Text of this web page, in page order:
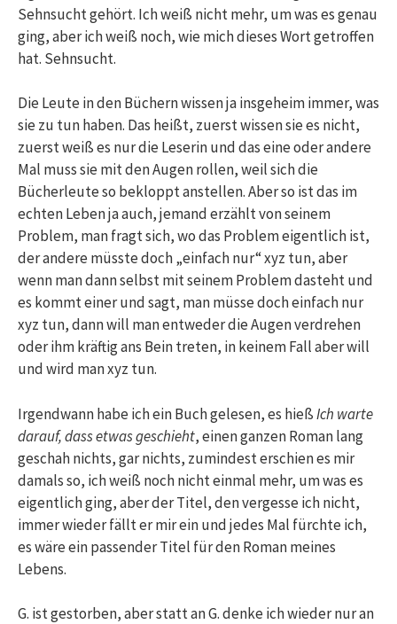
Sehnsucht gehört. Ich weiß nicht mehr, um was es genau
ging, aber ich weiß noch, wie mich dieses Wort getroffen
hat. Sehnsucht.
Die Leute in den Büchern wissen ja insgeheim immer, was
sie zu tun haben. Das heißt, zuerst wissen sie es nicht,
zuerst weiß es nur die Leserin und das eine oder andere
Mal muss sie mit den Augen rollen, weil sich die
Bücherleute so bekloppt anstellen. Aber so ist das im
echten Leben ja auch, jemand erzählt von seinem
Problem, man fragt sich, wo das Problem eigentlich ist,
der andere müsste doch „einfach nur“ xyz tun, aber
wenn man dann selbst mit seinem Problem dasteht und
es kommt einer und sagt, man müsse doch einfach nur
xyz tun, dann will man entweder die Augen verdrehen
oder ihm kräftig ans Bein treten, in keinem Fall aber will
und wird man xyz tun.
Irgendwann habe ich ein Buch gelesen, es hießIch warte
darauf, dass etwas geschieht, einen ganzen Roman lang
geschah nichts, gar nichts, zumindest erschien es mir
damals so, ich weiß noch nicht einmal mehr, um was es
eigentlich ging, aber der Titel, den vergesse ich nicht,
immer wieder fällt er mir ein und jedes Mal fürchte ich,
es wäre ein passender Titel für den Roman meines
Lebens.
G. ist gestorben, aber statt an G. denke ich wieder nur an